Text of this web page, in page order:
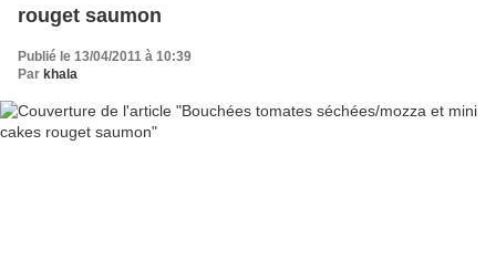
rouget saumon
Publié le 13/04/2011 à 10:39
Par khala